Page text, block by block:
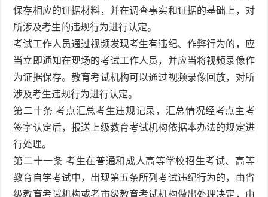
保存相应的证据材料，并在调查事实和证据的基础上，对
所涉及考生的违规行为进行认定。
考试工作人员通过视频发现考生有违纪、作弊行为的，应
当立即通知在现场的考试工作人员，并应当将视频录像作
为证据保存。教育考试机构可以通过视频录像回放，对所
涉及考生违规行为进行认定。
第二十条 考点汇总考生违规记录，汇总情况经考点主考
签字认定后，报送上级教育考试机构依据本办法的规定进
行处理。
第二十一条 考生在普通和成人高等学校招生考试、高等
教育自学考试中，出现第五条所列考试违纪行为的，由省
级教育考试机构或者市级教育考试机构做出处理决定，由